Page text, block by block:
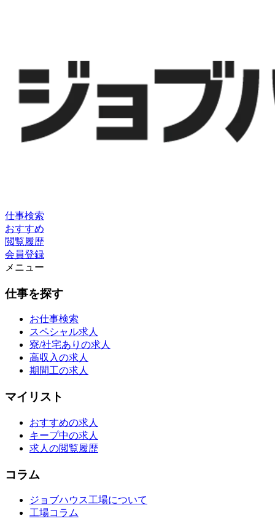
仕事検索
おすすめ
閲覧履歴
会員登録
メニュー
仕事を探す
お仕事検索
スペシャル求人
寮/社宅ありの求人
高収入の求人
期間工の求人
マイリスト
おすすめの求人
キープ中の求人
求人の閲覧履歴
コラム
ジョブハウス工場について
工場コラム